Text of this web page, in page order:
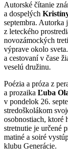
Autorské čítanie
a dospelých
septembra. Autorka
z leteckého
novozámockých
výprave okolo
a cestovaní v čase
veselú družinu.
Poézia a próza z
a prozaika Ľuba
v pondelok 26.
stredoškolákom
osobnostiach,
stretnutie je určené
matiné a soiré
klubu Generácie.